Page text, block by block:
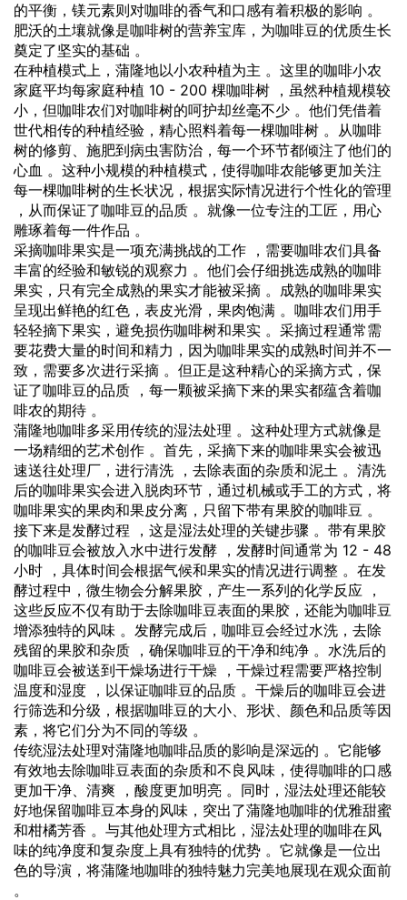
的平衡，镁元素则对咖啡的香气和口感有着积极的影响 。
肥沃的土壤就像是咖啡树的营养宝库，为咖啡豆的优质生长
奠定了坚实的基础 。
在种植模式上，蒲隆地以小农种植为主 。这里的咖啡小农
家庭平均每家庭种植 10 - 200 棵咖啡树 ，虽然种植规模较
小，但咖啡农们对咖啡树的呵护却丝毫不少 。他们凭借着
世代相传的种植经验，精心照料着每一棵咖啡树 。从咖啡
树的修剪、施肥到病虫害防治，每一个环节都倾注了他们的
心血 。这种小规模的种植模式，使得咖啡农能够更加关注
每一棵咖啡树的生长状况，根据实际情况进行个性化的管理
，从而保证了咖啡豆的品质 。就像一位专注的工匠，用心
雕琢着每一件作品 。
采摘咖啡果实是一项充满挑战的工作 ，需要咖啡农们具备
丰富的经验和敏锐的观察力 。他们会仔细挑选成熟的咖啡
果实，只有完全成熟的果实才能被采摘 。成熟的咖啡果实
呈现出鲜艳的红色，表皮光滑，果肉饱满 。咖啡农们用手
轻轻摘下果实，避免损伤咖啡树和果实 。采摘过程通常需
要花费大量的时间和精力，因为咖啡果实的成熟时间并不一
致，需要多次进行采摘 。但正是这种精心的采摘方式，保
证了咖啡豆的品质 ，每一颗被采摘下来的果实都蕴含着咖
啡农的期待 。
蒲隆地咖啡多采用传统的湿法处理 。这种处理方式就像是
一场精细的艺术创作 。首先，采摘下来的咖啡果实会被迅
速送往处理厂，进行清洗 ，去除表面的杂质和泥土 。清洗
后的咖啡果实会进入脱肉环节，通过机械或手工的方式，将
咖啡果实的果肉和果皮分离，只留下带有果胶的咖啡豆 。
接下来是发酵过程 ，这是湿法处理的关键步骤 。带有果胶
的咖啡豆会被放入水中进行发酵 ，发酵时间通常为 12 - 48
小时 ，具体时间会根据气候和果实的情况进行调整 。在发
酵过程中，微生物会分解果胶，产生一系列的化学反应 ，
这些反应不仅有助于去除咖啡豆表面的果胶，还能为咖啡豆
增添独特的风味 。发酵完成后，咖啡豆会经过水洗，去除
残留的果胶和杂质 ，确保咖啡豆的干净和纯净 。水洗后的
咖啡豆会被送到干燥场进行干燥 ，干燥过程需要严格控制
温度和湿度 ，以保证咖啡豆的品质 。干燥后的咖啡豆会进
行筛选和分级，根据咖啡豆的大小、形状、颜色和品质等因
素，将它们分为不同的等级 。
传统湿法处理对蒲隆地咖啡品质的影响是深远的 。它能够
有效地去除咖啡豆表面的杂质和不良风味，使得咖啡的口感
更加干净、清爽 ，酸度更加明亮 。同时，湿法处理还能较
好地保留咖啡豆本身的风味，突出了蒲隆地咖啡的优雅甜蜜
和柑橘芳香 。与其他处理方式相比，湿法处理的咖啡在风
味的纯净度和复杂度上具有独特的优势 。它就像是一位出
色的导演，将蒲隆地咖啡的独特魅力完美地展现在观众面前
。